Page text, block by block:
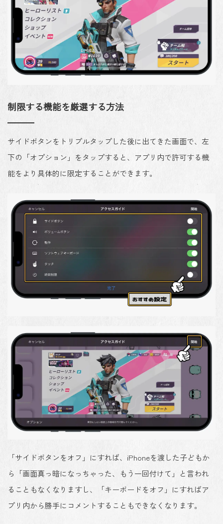
制限する機能を厳選する方法
サイドボタンをトリプルタップした後に出てきた画面で、左
下の「オプション」をタップすると、アプリ内で許可する機
能をより具体的に限定することができます。
「サイドボタンをオフ」にすれば、iPhoneを渡した子どもか
ら「画面真っ暗になっちゃった、もう一回付けて」と言われ
ることもなくなりますし、「キーボードをオフ」にすればア
プリ内から勝手にコメントすることもできなくなります。